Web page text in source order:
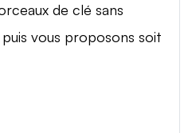
de clé sans
vous proposons soit